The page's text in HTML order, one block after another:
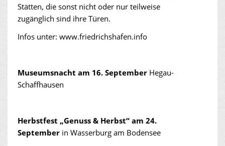
Stätten, die sonst nicht oder nur teilweise
zugänglich sind ihre Türen.
Infos unter: www.friedrichshafen.info
Museumsnacht am 16. September Hegau-
Schaffhausen
Herbstfest „Genuss & Herbst“ am 24.
September in Wasserburg am Bodensee